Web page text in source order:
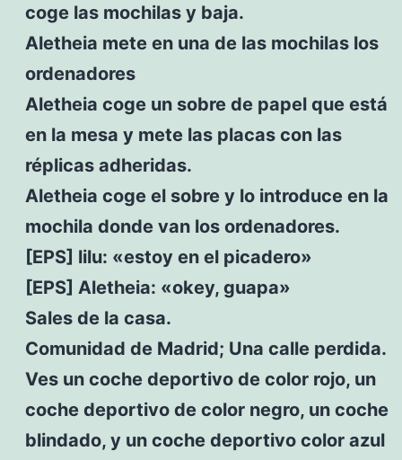
coge las mochilas y baja.
Aletheia mete en una de las mochilas los
ordenadores
Aletheia coge un sobre de papel que está
en la mesa y mete las placas con las
réplicas adheridas.
Aletheia coge el sobre y lo introduce en la
mochila donde van los ordenadores.
[EPS] lilu: «estoy en el picadero»
[EPS] Aletheia: «okey, guapa»
Sales de la casa.
Comunidad de Madrid; Una calle perdida.
Ves un coche deportivo de color rojo, un
coche deportivo de color negro, un coche
blindado, y un coche deportivo color azul